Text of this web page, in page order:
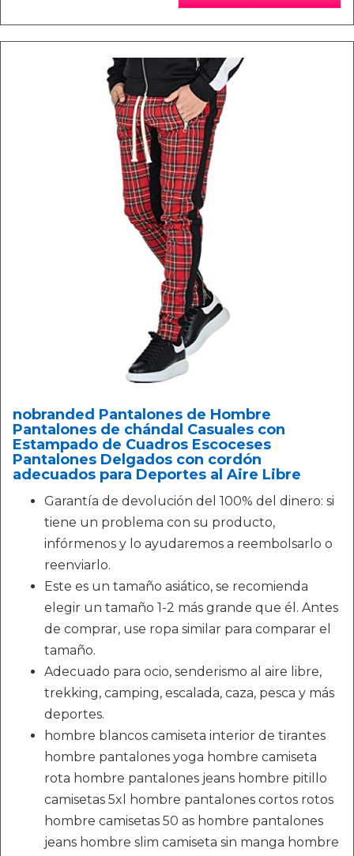
nobranded Pantalones de Hombre
Pantalones de chándal Casuales con
Estampado de Cuadros Escoceses
Pantalones Delgados con cordón
adecuados para Deportes al Aire Libre
Garantía de devolución del 100% del dinero: si
tiene un problema con su producto,
infórmenos y lo ayudaremos a reembolsarlo o
reenviarlo.
Este es un tamaño asiático, se recomienda
elegir un tamaño 1-2 más grande que él. Antes
de comprar, use ropa similar para comparar el
tamaño.
Adecuado para ocio, senderismo al aire libre,
trekking, camping, escalada, caza, pesca y más
deportes.
hombre blancos camiseta interior de tirantes
hombre pantalones yoga hombre camiseta
rota hombre pantalones jeans hombre pitillo
camisetas 5xl hombre pantalones cortos rotos
hombre camisetas 50 as hombre pantalones
jeans hombre slim camiseta sin manga hombre